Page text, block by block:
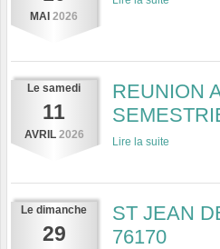
MAI 2026
Le samedi
11
AVRIL 2026
REUNION
Lire la suite
Le dimanche
29
ST JEAN
76170